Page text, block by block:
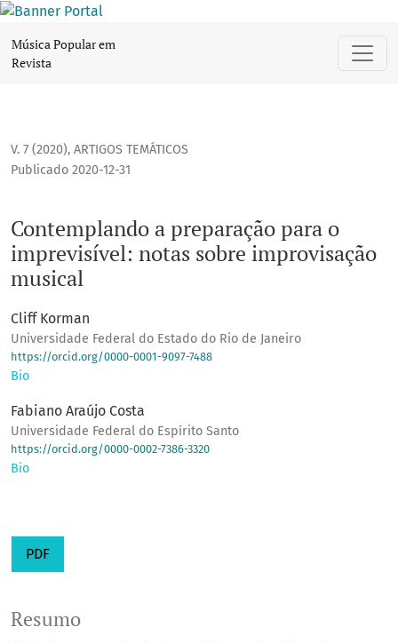
Música Popular em
Revista
V. 7 (2020), ARTIGOS TEMÁTICOS
Contemplando a preparação para o
imprevisível: notas sobre improvisação
musical
Publicado 2020-12-31
Cliff Korman
Universidade Federal do Estado do Rio de Janeiro
https://orcid.org/0000-0001-9097-7488
Bio
Fabiano Araújo Costa
Universidade Federal do Espírito Santo
https://orcid.org/0000-0002-7386-3320
Bio
PDF
Resumo